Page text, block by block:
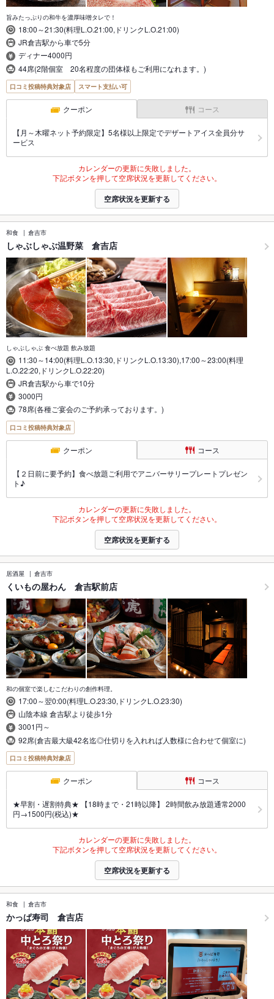
旨みたっぷりの和牛を濃厚味噌タレで！
18:00～21:30(料理L.O.21:00,ドリンクL.O.21:00)
JR倉吉駅から車で5分
ディナー4000円
44席(2階個室 20名程度の団体様もご利用になれます。)
口コミ投稿特典対象店 スマート支払い可
クーポン コース
【月～木曜ネット予約限定】5名様以上限定でデザートアイス全員分サ
ービス
カレンダーの更新に失敗しました。
下記ボタンを押して空席状況を更新してください。
空席状況を更新する
和食 倉吉市
しゃぶしゃぶ温野菜 倉吉店
しゃぶしゃぶ 食べ放題 飲み放題
11:30～14:00(料理L.O.13:30,ドリンクL.O.13:30),17:00～23:00(料理
L.O.22:20,ドリンクL.O.22:20)
JR倉吉駅から車で10分
3000円
78席(各種ご宴会のご予約承っております。)
口コミ投稿特典対象店
クーポン コース
【２日前に要予約】食べ放題ご利用でアニバーサリープレートプレゼン
ト♪
カレンダーの更新に失敗しました。
下記ボタンを押して空席状況を更新してください。
空席状況を更新する
居酒屋 倉吉市
くいもの屋わん 倉吉駅前店
和の個室で楽しむこだわりの創作料理。
17:00～翌0:00(料理L.O.23:30,ドリンクL.O.23:30)
山陰本線 倉吉駅より徒歩1分
3001円～
92席(倉吉最大級42名迄◎仕切りを入れれば人数様に合わせて個室に)
口コミ投稿特典対象店
クーポン コース
★早割・遅割特典★ 【18時まで・21時以降】 2時間飲み放題通常2000
円→1500円(税込)★
カレンダーの更新に失敗しました。
下記ボタンを押して空席状況を更新してください。
空席状況を更新する
和食 倉吉市
かっぱ寿司 倉吉店